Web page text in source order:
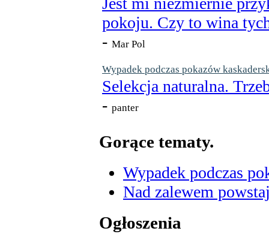
pokoju. Czy to wina
- Mar Pol
Wypadek podczas pokazów
Selekcja naturalna.
- panter
Gorące tematy.
Wypadek podczas
Nad zalewem
Ogłoszenia